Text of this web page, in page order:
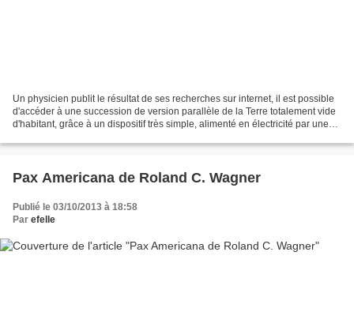
Un physicien publit le résultat de ses recherches sur internet, il est possible
d'accéder à une succession de version parallèle de la Terre totalement vide
d'habitant, grâce à un dispositif très simple, alimenté en électricité par une
Pax Americana de Roland C. Wagner
Publié le 03/10/2013 à 18:58
Par efelle